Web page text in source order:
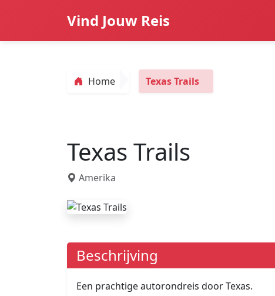
Vind Jouw Reis
Home Texas Trails
Texas Trails
Amerika
Beschrijving
Een prachtige autorondreis door Texas.